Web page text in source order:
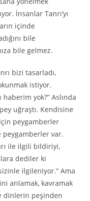
İnsanlar Tanrı’yı
içinde
bile
bile gelmez.
bizi tasarladı,
istiyor.
yok?” Aslında
uğraştı. Kendisine
peygamberler
peygamberler var.
ile ilgili bildiriyi,
dediler ki
ilgileniyor.” Ama
anlamak, kavramak
dinlerin peşinden